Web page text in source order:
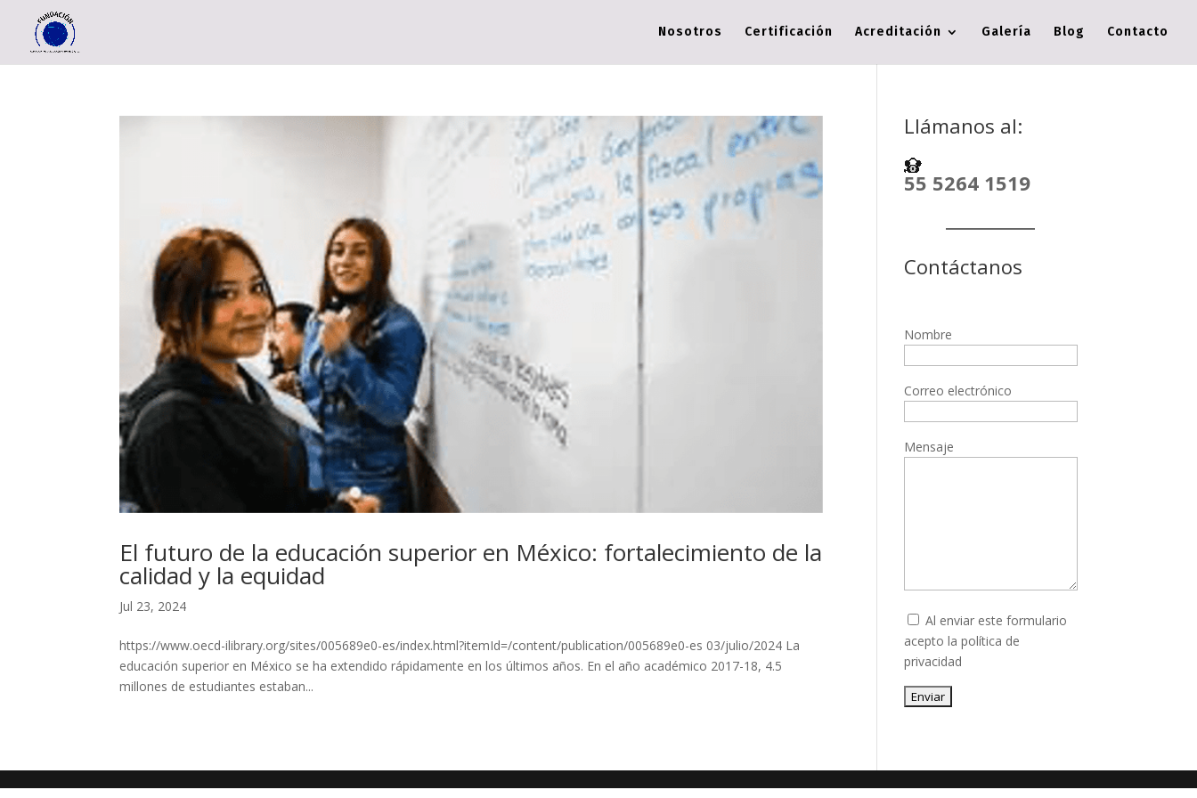
Nosotros Certificación Acreditación Galería Blog Contacto
El futuro de la educación superior en México: fortalecimiento de la
calidad y la equidad
Jul 23, 2024
https://www.oecd-ilibrary.org/sites/005689e0-es/index.html?itemId=/content/publication/005689e0-es 03/julio/2024 La
educación superior en México se ha extendido rápidamente en los últimos años. En el año académico 2017-18, 4.5
millones de estudiantes estaban...
Llámanos al:
55 5264 1519
Contáctanos
Nombre
Correo electrónico
Mensaje
Al enviar este formulario
acepto lapolítica de
privacidad
Enviar